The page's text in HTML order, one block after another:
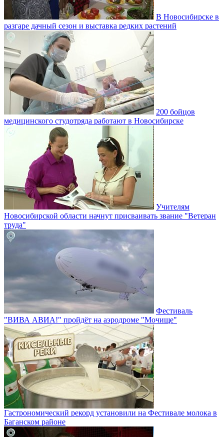
В Новосибирске в
разгаре дачный сезон и выставка редких растений
200 бойцов
медицинского студотряда работают в Новосибирске
Учителям
Новосибирской области начнут присваивать звание "Ветеран
труда"
Фестиваль
"ВИВА АВИА!" пройдёт на аэродроме "Мочище"
Гастрономический рекорд установили на Фестивале молока в
Баганском районе